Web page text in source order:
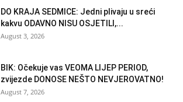
DO KRAJA SEDMICE: Jedni plivaju u sreći
kakvu ODAVNO NISU OSJETILI,...
August 3, 2026
BIK: Očekuje vas VEOMA LIJEP PERIOD,
zvijezde DONOSE NEŠTO NEVJEROVATNO!
August 7, 2026